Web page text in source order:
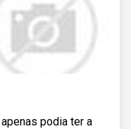
podia ter a